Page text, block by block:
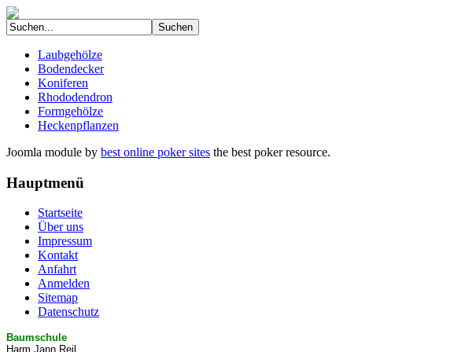
Laubgehölze
Bodendecker
Koniferen
Rhododendron
Formgehölze
Heckenpflanzen
Joomla module by best online poker sites the best poker resource.
Hauptmenü
Startseite
Über uns
Impressum
Kontakt
Anfahrt
Anmelden
Sitemap
Datenschutz
Baumschule
Harm Jann Reil